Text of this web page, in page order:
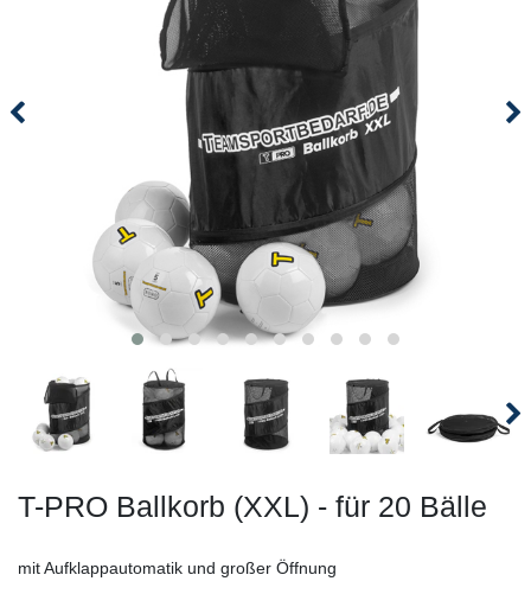
T-PRO Ballkorb (XXL) - für 20 Bälle
mit Aufklappautomatik und großer Öffnung